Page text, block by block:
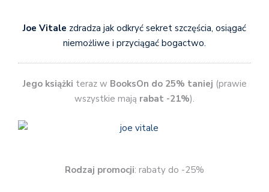
Joe Vitale zdradza jak odkryć sekret szczęścia, osiągać
niemożliwe i przyciągać bogactwo.
Jego książki teraz w BooksOn do 25% taniej (prawie
wszystkie mają rabat -21%).
Rodzaj promocji: rabaty do -25%